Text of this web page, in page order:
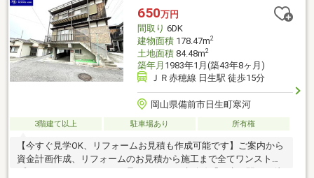
ていただきます！LINEでやり取りも可能ですので、お気軽にお問
い合わせください♪
650万円
間取り 6DK
建物面積178.47m2
土地面積84.48m2
築年月 1983年1月(築43年8ヶ月)
ＪＲ赤穂線 日生駅 徒歩15分
岡山県備前市日生町寒河
3階建て以上 駐車場あり 所有権
【今すぐ見学OK、リフォームお見積も作成可能です】ご案内から
資金計画作成、リフォームのお見積から施工まで全てワンストッ